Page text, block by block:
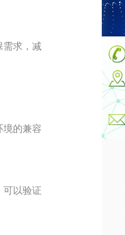
需求，减
境的兼容
可以验证